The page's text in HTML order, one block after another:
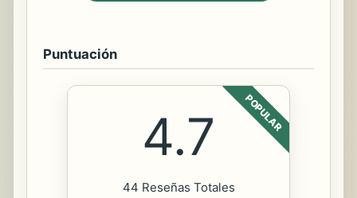
Puntuación
POPULAR
4.7
44 Reseñas Totales